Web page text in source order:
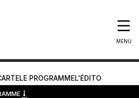
MENU
LE PROGRAMMEL'ÉDITO